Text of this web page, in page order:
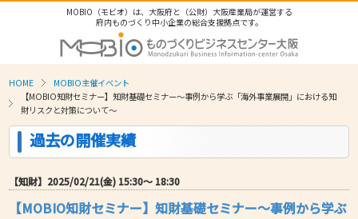
MOBIO（モビオ）は、大阪府と（公財）大阪産業局が運営する
府内ものづくり中小企業の総合支援拠点です。
HOME
MOBIO主催イベント
【MOBIO知財セミナー】知財基礎セミナー～事例から学ぶ「海外事業展開」における知
財リスクと対策について～
過去の開催実績
【知財】2025/02/21(金) 15:30〜 18:30
【MOBIO知財セミナー】知財基礎セミナー～事例から学ぶ